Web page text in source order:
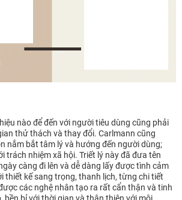
nào để đến với người tiêu dùng cũng phải
thử thách và thay đổi. Carlmann cũng
nắm bắt tâm lý và hướng đến người dùng;
trách nhiệm xã hội. Triết lý này đã đưa tên
càng đi lên và dễ dàng lấy được tình cảm
thiết kế sang trọng, thanh lịch, từng chi tiết
các nghệ nhân tạo ra rất cẩn thận và tinh
bền bỉ với thời gian và thân thiện với môi